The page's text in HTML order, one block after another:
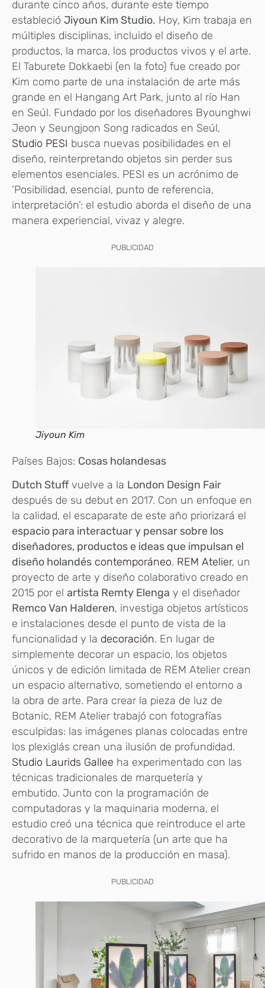
durante cinco años, durante este tiempo
estableció Jiyoun Kim Studio. Hoy, Kim trabaja en
múltiples disciplinas, incluido el diseño de
productos, la marca, los productos vivos y el arte.
El Taburete Dokkaebi (en la foto) fue creado por
Kim como parte de una instalación de arte más
grande en el Hangang Art Park, junto al río Han
en Seúl. Fundado por los diseñadores Byounghwi
Jeon y Seungjoon Song radicados en Seúl,
Studio PESI busca nuevas posibilidades en el
diseño, reinterpretando objetos sin perder sus
elementos esenciales. PESI es un acrónimo de
‘Posibilidad, esencial, punto de referencia,
interpretación’: el estudio aborda el diseño de una
manera experiencial, vivaz y alegre.
PUBLICIDAD
Jiyoun Kim
Países Bajos: Cosas holandesas
Dutch Stuffvuelve a la London Design Fair
después de su debut en 2017. Con un enfoque en
la calidad, el escaparate de este año priorizará el
espacio para interactuar y pensar sobre los
diseñadores, productos e ideas que impulsan el
diseño holandés contemporáneo. REM Atelier, un
proyecto de arte y diseño colaborativo creado en
2015 por el artista Remty Elenga y el diseñador
Remco Van Halderen, investiga objetos artísticos
e instalaciones desde el punto de vista de la
funcionalidad y la decoración. En lugar de
simplemente decorar un espacio, los objetos
únicos y de edición limitada de REM Atelier crean
un espacio alternativo, sometiendo el entorno a
la obra de arte. Para crear la pieza de luz de
Botanic, REM Atelier trabajó con fotografías
esculpidas: las imágenes planas colocadas entre
los plexiglás crean una ilusión de profundidad.
Studio Laurids Gallee ha experimentado con las
técnicas tradicionales de marquetería y
embutido. Junto con la programación de
computadoras y la maquinaria moderna, el
estudio creó una técnica que reintroduce el arte
decorativo de la marquetería (un arte que ha
sufrido en manos de la producción en masa).
PUBLICIDAD